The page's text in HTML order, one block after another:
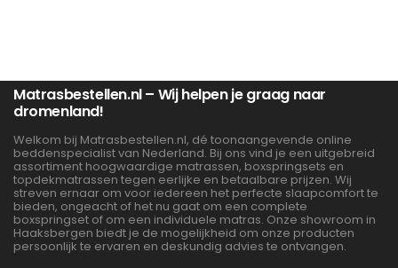
Matrasbestellen.nl – Wij helpen je graag naar
dromenland!
Welkom bij Matrasbestellen.nl, dé toonaangevende online
beddenspecialist van Nederland. Bij ons vind je een uitgebreid
assortiment hoogwaardige matrassen, boxspringsets en
topdekmatrassen tegen eerlijke en betaalbare prijzen. Wij
streven ernaar om voor iedereen het perfecte slaapcomfort te
bieden, ongeacht of het nu gaat om een complete
boxspringset of om een individuele matras. Onze showroom in
Haaksbergen biedt je de mogelijkheid om onze producten
persoonlijk te ervaren en deskundig advies te ontvangen.